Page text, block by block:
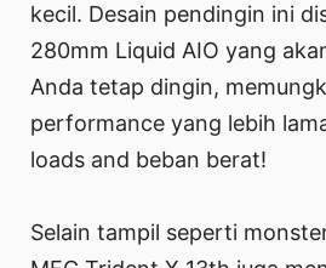
kecil. Desain pendingin ini
280mm Liquid AIO yang
Anda tetap dingin,
performance yang lebih
loads and beban berat!
Selain tampil seperti